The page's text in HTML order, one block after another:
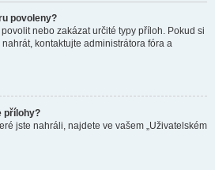
povoleny?
nebo zakázat určité typy příloh. Pokud si
kontaktujte administrátora fóra a
přílohy?
jste nahráli, najdete ve vašem „Uživatelském